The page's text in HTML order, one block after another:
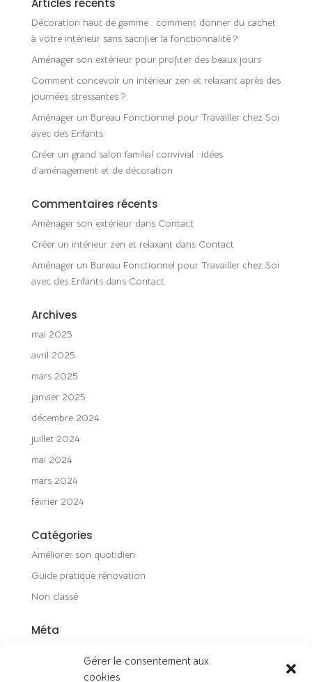
Gérer le consentement aux
cookies
Articles récents
Décoration haut de gamme : comment donner du cachet
à votre intérieur sans sacrifier la fonctionnalité ?
Aménager son extérieur pour profiter des beaux jours
Comment concevoir un intérieur zen et relaxant après des
journées stressantes ?
Aménager un Bureau Fonctionnel pour Travailler chez Soi
avec des Enfants
Créer un grand salon familial convivial : idées
d’aménagement et de décoration
Commentaires récents
Aménager son extérieurdans Contact
Créer un intérieur zen et relaxant dans Contact
Aménager un Bureau Fonctionnel pour Travailler chez Soi
avec des Enfantsdans Contact
Archives
mai 2025
avril 2025
mars 2025
janvier 2025
décembre 2024
juillet 2024
mai 2024
mars 2024
février 2024
Catégories
Améliorer son quotidien
Guide pratique rénovation
Non classé
Méta
Flux des publications